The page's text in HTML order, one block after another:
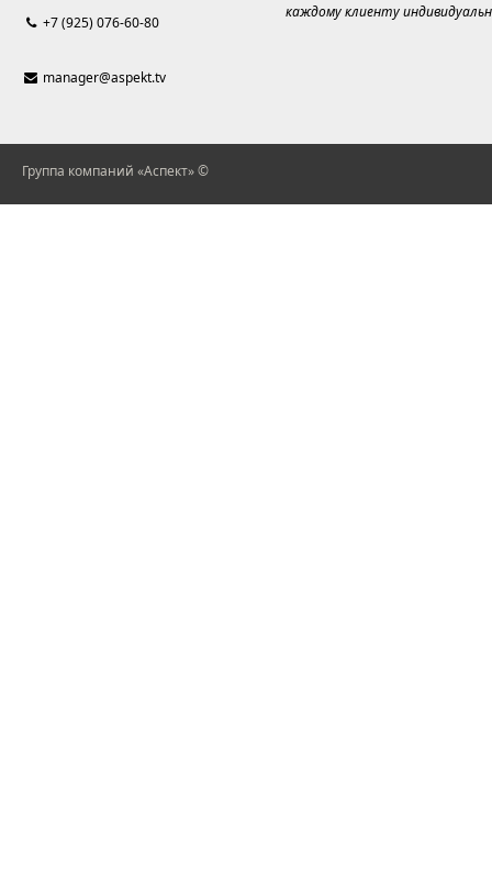
+7 (925) 076-60-80
manager@aspekt.tv
каждому клиенту
Группа компаний «Аспект» ©